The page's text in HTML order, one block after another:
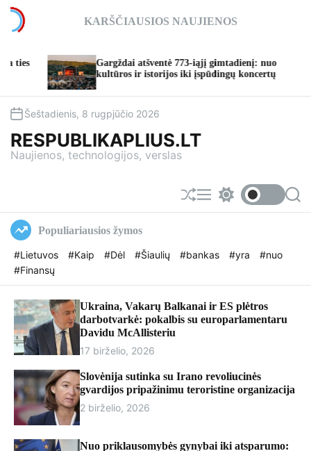
c
KARŠČIAUSIOS NAUJIENOS
atšventė 773-iąjį gimtadienį: nuo
ir istorijos iki įspūdingų koncertų
TAURO
taps vasaros
Šeštadienis, 8 rugpjūčio 2026
RESPUBLIKAPLIUS.LT
Naujienos, technologijos, verslas
S
h
l
M
e w
h
o
o
r
S
e
Populiariausios žymos
#Lietuvos #Kaip #Dėl #Šiaulių #bankas #yra
#nuo
#Finansų
Ukraina, Vakarų Balkanai ir ES plėtros
darbotvarkė: pokalbis su europarlamentaru
Davidu McAllisteriu
17 birželio, 2026
Slovėnija sutinka su Irano revoliucinės
gvardijos pripažinimu teroristine organizacija
2 birželio, 2026
Nuo priklausomybės gynybai iki atsparumo: